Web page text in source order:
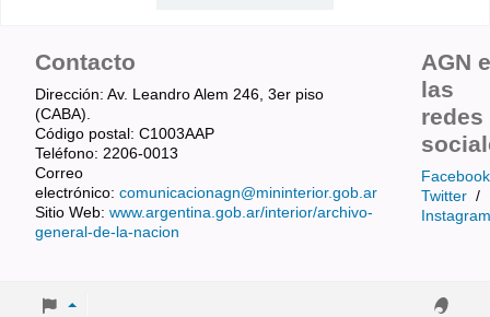
Contacto
Dirección: Av. Leandro Alem 246, 3er piso
(CABA).
Código postal: C1003AAP
Teléfono: 2206-0013
Correo
electrónico: comunicacionagn@mininterior.gob.ar
Sitio Web: www.argentina.gob.ar/interior/archivo-
general-de-la-nacion
AGN
las
redes
Facebook
Twitter /
Instagram